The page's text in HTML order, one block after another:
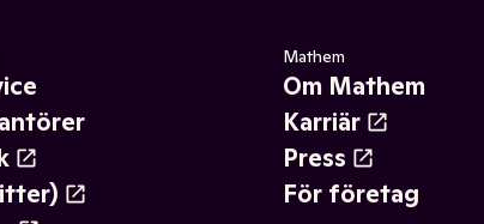
Mathem
Om Mathem
Karriär
Press
För företag